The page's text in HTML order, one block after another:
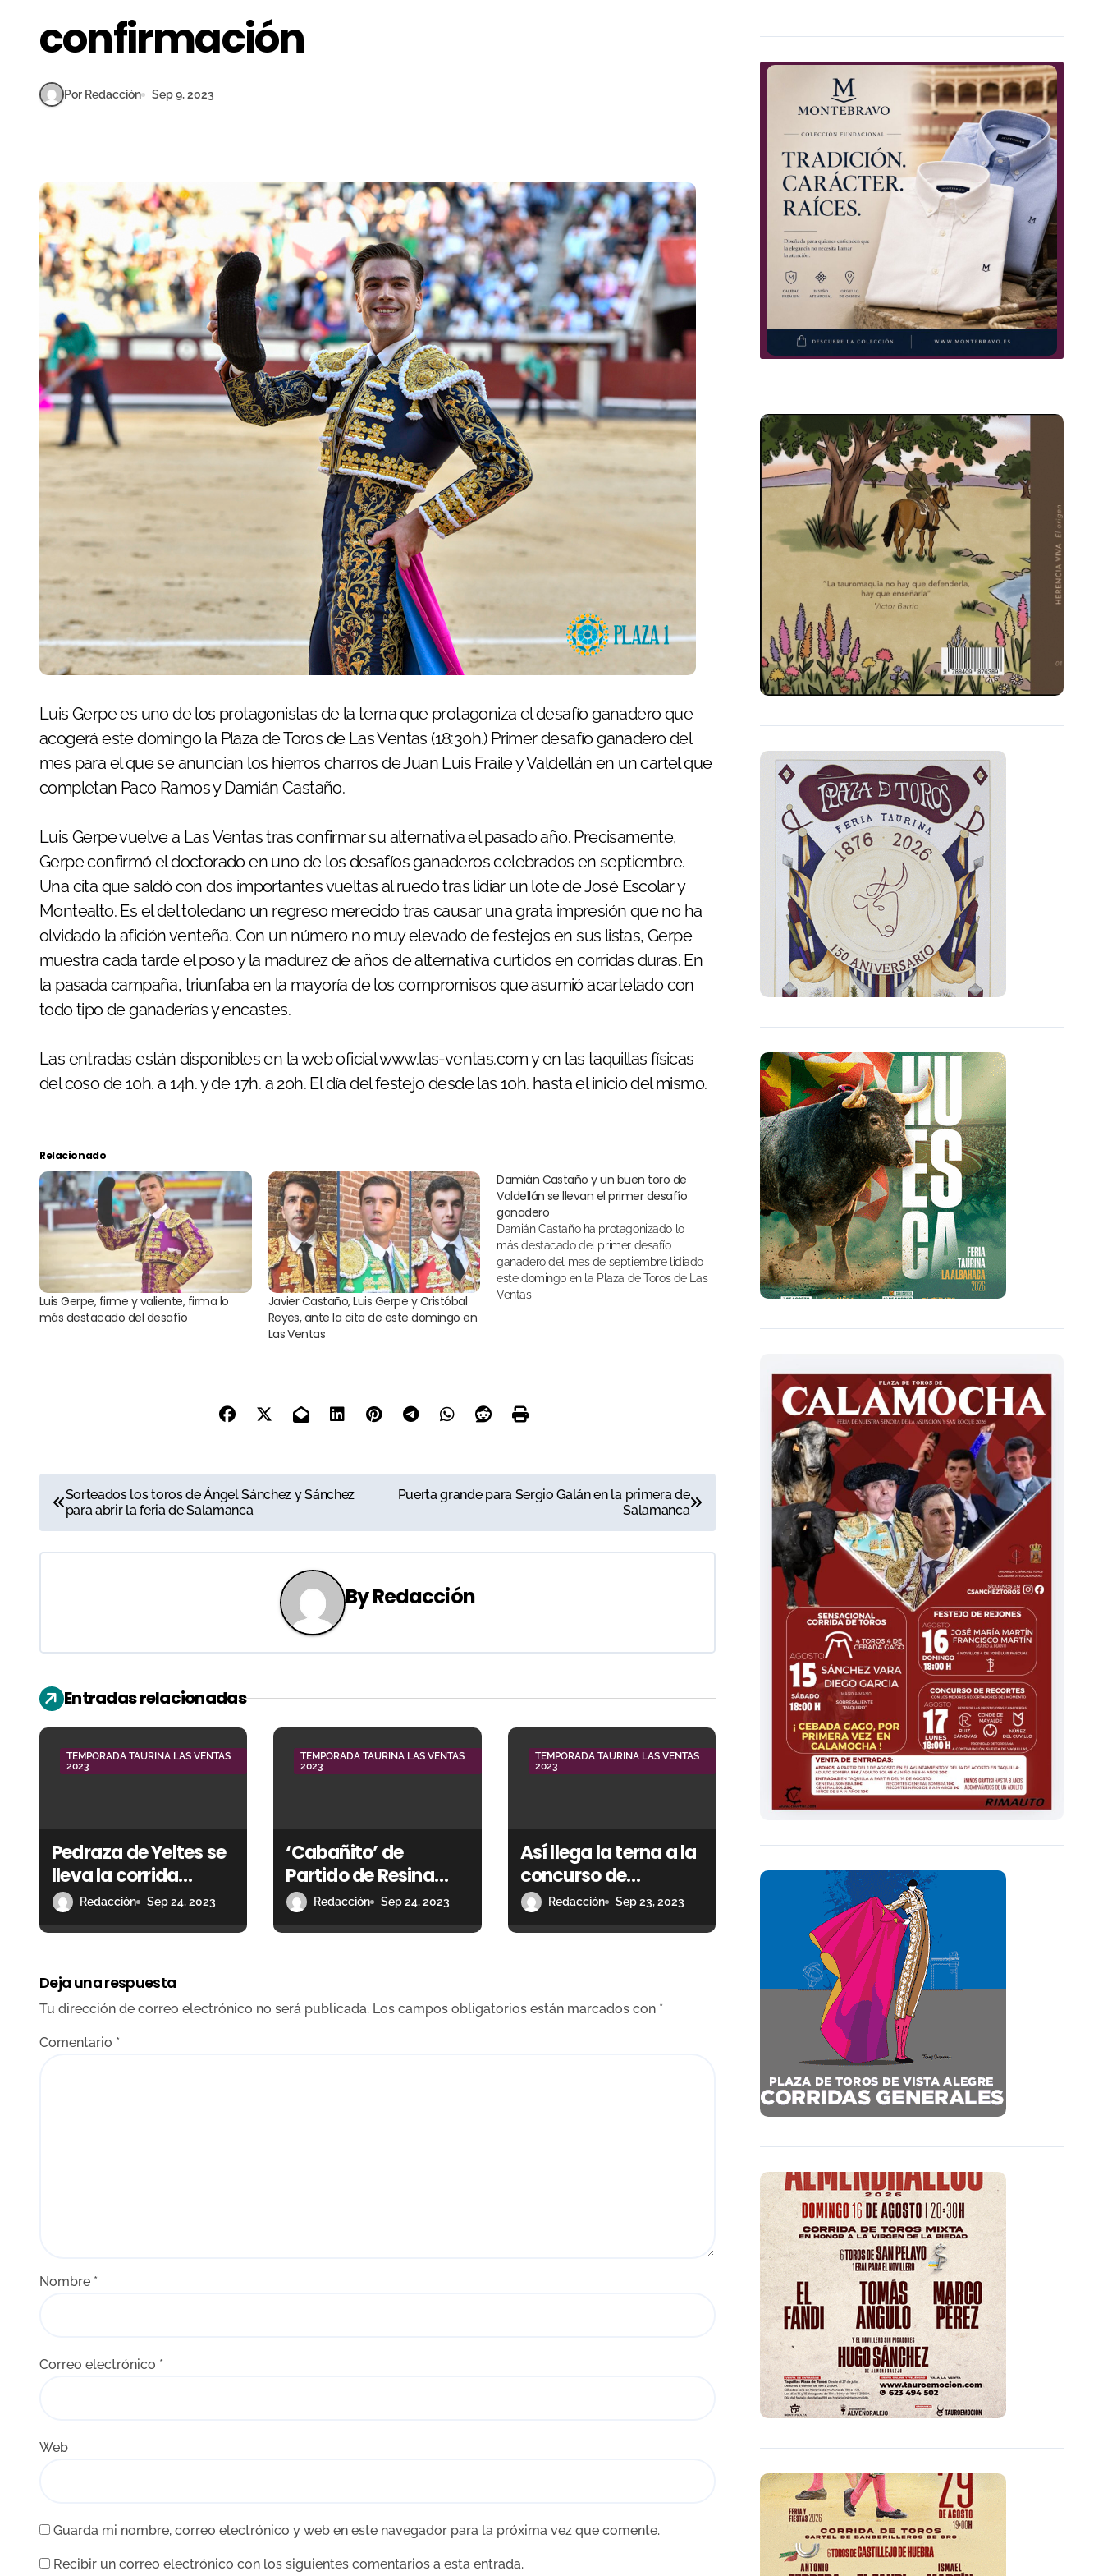
confirmación
Por Redacción Sep 9, 2023
Luis Gerpe es uno de los protagonistas de la terna que protagoniza el desafío ganadero que
acogerá este domingo la Plaza de Toros de Las Ventas (18:30h.) Primer desafío ganadero del
mes para el que se anuncian los hierros charros de Juan Luis Fraile y Valdellán en un cartel que
completan Paco Ramos y Damián Castaño.
Luis Gerpe vuelve a Las Ventas tras confirmar su alternativa el pasado año. Precisamente,
Gerpe confirmó el doctorado en uno de los desafíos ganaderos celebrados en septiembre.
Una cita que saldó con dos importantes vueltas al ruedo tras lidiar un lote de José Escolar y
Montealto. Es el del toledano un regreso merecido tras causar una grata impresión que no ha
olvidado la afición venteña. Con un número no muy elevado de festejos en sus listas, Gerpe
muestra cada tarde el poso y la madurez de años de alternativa curtidos en corridas duras. En
la pasada campaña, triunfaba en la mayoría de los compromisos que asumió acartelado con
todo tipo de ganaderías y encastes.
Las entradas están disponibles en la web oficial www.las-ventas.com y en las taquillas físicas
del coso de 10h. a 14h. y de 17h. a 20h. El día del festejo desde las 10h. hasta el inicio del mismo.
Relacionado
Luis Gerpe, firme y valiente, firma lo
más destacado del desafío
Javier Castaño, Luis Gerpe y Cristóbal
Reyes, ante la cita de este domingo en
Las Ventas
Damián Castaño y un buen toro de
Valdellán se llevan el primer desafío
ganadero
Damián Castaño ha protagonizado lo
más destacado del primer desafío
ganadero del mes de septiembre lidiado
este domingo en la Plaza de Toros de Las
Ventas
N
a
v
a
c
i
e
e
n
r
a
Sorteados los toros de Ángel Sánchez y Sánchez
para abrir la feria de Salamanca
Puerta grande para Sergio Galán en la primera de
Salamanca
ByRedacción
Entradas relacionadas
TEMPORADA TAURINA LAS VENTAS
2023
Pedraza de Yeltes se
lleva la corrida
concurso en la que
Redacción Sep 24, 2023
TEMPORADA TAURINA LAS VENTAS
2023
‘Cabañito’ de
Partido de Resina
abre la corrida
Redacción Sep 24, 2023
TEMPORADA TAURINA LAS VENTAS
2023
Así llega la terna a la
concurso de
ganaderías de este
Redacción Sep 23, 2023
Deja una respuesta
Tu dirección de correo electrónico no será publicada. Los campos obligatorios están marcados con *
Comentario *
Nombre *
Correo electrónico *
Web
Guarda mi nombre, correo electrónico y web en este navegador para la próxima vez que comente.
Recibir un correo electrónico con los siguientes comentarios a esta entrada.